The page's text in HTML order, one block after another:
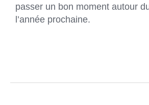
passer un bon moment autour
l’année prochaine.